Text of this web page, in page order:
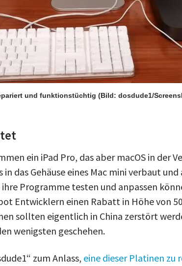
und funktionstüchtig (Bild: dosdude1/
ein iPad Pro, das aber macOS in der
das Gehäuse eines Mac mini verbaut
Programme testen und anpassen
Entwicklern einen Rabatt in Höhe von
sollten eigentlich in China zerstört
wenigsten geschehen.
zum Anlass, eine dieser Platinen zu